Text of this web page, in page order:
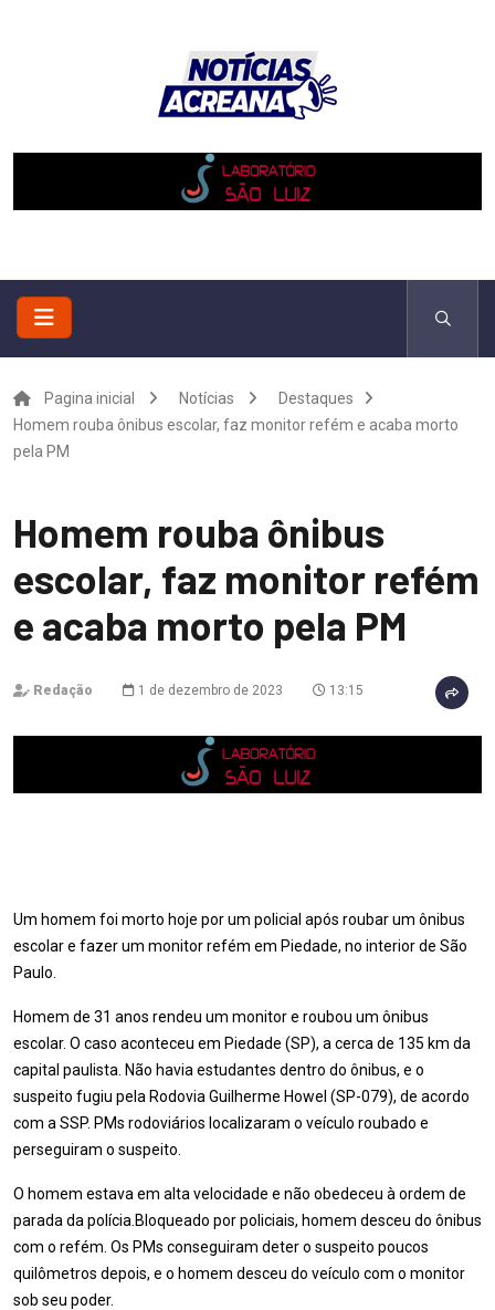
Pagina inicial Notícias
Destaques
Homem rouba ônibus escolar, faz monitor refém e acaba morto
pela PM
Homem rouba ônibus
escolar, faz monitor refém
e acaba morto pela PM
Redação 1 de dezembro de 2023 13:15
Um homem foi morto hoje por um policial após roubar um ônibus
escolar e fazer um monitor refém em Piedade, no interior de São
Paulo.
Homem de 31 anos rendeu um monitor e roubou um ônibus
escolar. O caso aconteceu em Piedade (SP), a cerca de 135 km da
capital paulista. Não havia estudantes dentro do ônibus, e o
suspeito fugiu pela Rodovia Guilherme Howel (SP-079), de acordo
com a SSP. PMs rodoviários localizaram o veículo roubado e
perseguiram o suspeito.
O homem estava em alta velocidade e não obedeceu à ordem de
parada da polícia.Bloqueado por policiais, homem desceu do ônibus
com o refém. Os PMs conseguiram deter o suspeito poucos
quilômetros depois, e o homem desceu do veículo com o monitor
sob seu poder.